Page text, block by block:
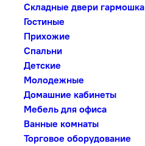
Складные двери гармошка
Гостиные
Прихожие
Спальни
Детские
Молодежные
Домашние кабинеты
Мебель для офиса
Ванные комнаты
Торговое оборудование